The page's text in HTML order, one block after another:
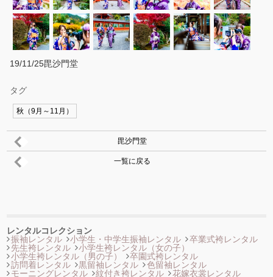
19/11/25毘沙門堂
タグ
秋（9月～11月）
毘沙門堂
一覧に戻る
レンタルコレクション
振袖レンタル
小学生・中学生振袖レンタル
卒業式袴レンタル
先生袴レンタル
小学生袴レンタル（女の子）
小学生袴レンタル（男の子）
卒園式袴レンタル
訪問着レンタル
黒留袖レンタル
色留袖レンタル
モーニングレンタル
紋付き袴レンタル
花嫁衣裳レンタル